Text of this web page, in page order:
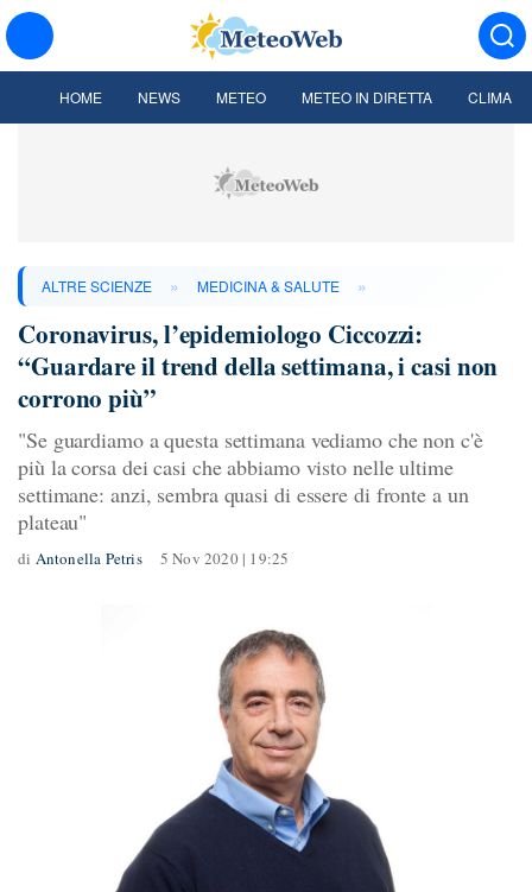
HOME NEWS METEO METEO IN DIRETTA CLIMA
ALTRE SCIENZE » MEDICINA & SALUTE »
Coronavirus, l’epidemiologo Ciccozzi:
“Guardare il trend della settimana, i casi non
corrono più”
"Se guardiamo a questa settimana vediamo che non c'è
più la corsa dei casi che abbiamo visto nelle ultime
settimane: anzi, sembra quasi di essere di fronte a un
plateau"
di Antonella Petris 5 Nov 2020 | 19:25